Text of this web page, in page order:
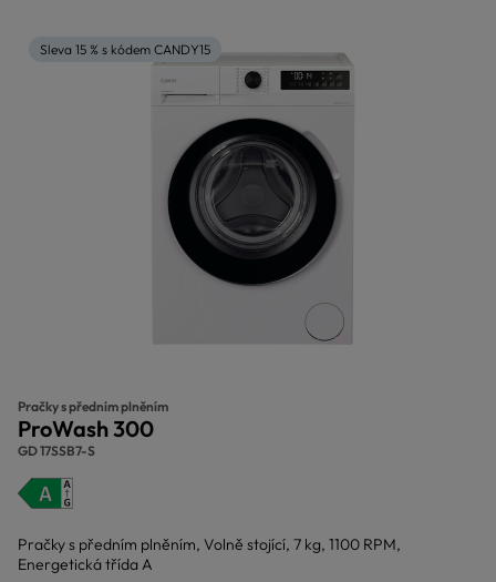
Sleva 15 % s kódem CANDY15
Pračky s předním plněním
ProWash 300
GD 17SSB7-S
Pračky s předním plněním, Volně stojící, 7 kg, 1100 RPM,
Energetická třída A